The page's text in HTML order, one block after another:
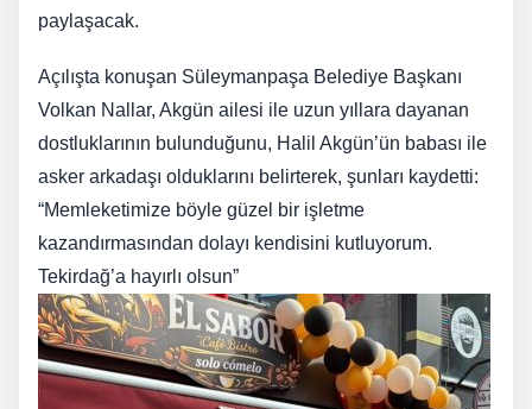
paylaşacak.
Açılışta konuşan Süleymanpaşa Belediye Başkanı
Volkan Nallar, Akgün ailesi ile uzun yıllara dayanan
dostluklarının bulunduğunu, Halil Akgün’ün babası ile
asker arkadaşı olduklarını belirterek, şunları kaydetti:
“Memleketimize böyle güzel bir işletme
kazandırmasından dolayı kendisini kutluyorum.
Tekirdağ’a hayırlı olsun”